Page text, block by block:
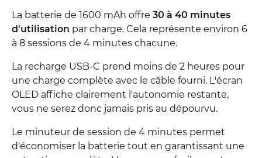
La batterie de 1600 mAh offre 30 à 40 minutes
d'utilisation par charge. Cela représente environ 6
à 8 sessions de 4 minutes chacune.
La recharge USB-C prend moins de 2 heures pour
une charge complète avec le câble fourni. L'écran
OLED affiche clairement l'autonomie restante,
vous ne serez donc jamais pris au dépourvu.
Le minuteur de session de 4 minutes permet
d'économiser la batterie tout en garantissant une